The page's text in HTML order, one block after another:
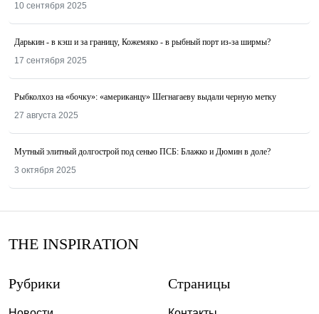
10 сентября 2025
Дарькин - в кэш и за границу, Кожемяко - в рыбный порт из-за ширмы?
17 сентября 2025
Рыбколхоз на «бочку»: «американцу» Шегнагаеву выдали черную метку
27 августа 2025
Мутный элитный долгострой под сенью ПСБ: Блажко и Дюмин в доле?
3 октября 2025
THE INSPIRATION
Рубрики Страницы